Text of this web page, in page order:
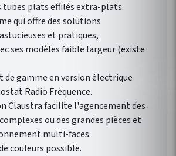
Pilotage des radiateurs de
l’extérieur comme de
l’intérieur avec l’ application
gratuite pour smartphone
économie d’énergie !
Programmation
hebdomadaire
personnalisable selon votre
rythme de vie !
tubes plats effilés extra-plats.
qui offre des solutions
et pratiques,
ses modèles faible largeur (existe
de gamme en version électrique
Radio Fréquence.
Claustra facilite l'agencement des
ou des grandes pièces et
multi-faces.
couleurs possible.